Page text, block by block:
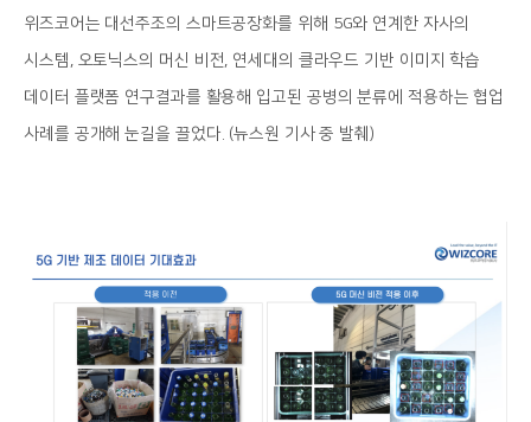
위즈코어는 대선주조의 스마트공장화를 위해 5G와 연계한 자사의
시스템, 오토닉스의 머신 비전, 연세대의 클라우드 기반 이미지 학습
데이터 플랫폼 연구결과를 활용해 입고된 공병의 분류에 적용하는 협업
사례를 공개해 눈길을 끌었다. (뉴스원 기사 중 발췌)